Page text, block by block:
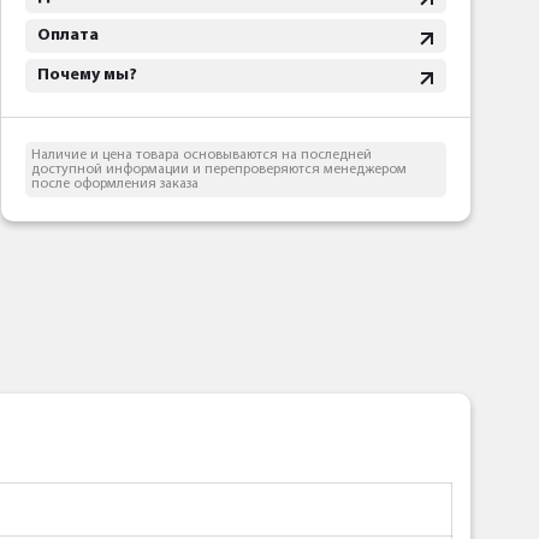
Оплата
Почему мы?
Наличие и цена товара основываются на последней
доступной информации и перепроверяются менеджером
после оформления заказа